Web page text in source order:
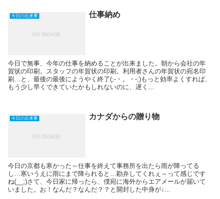
今日の出来事 仕事納め
今日で無事、今年の仕事を納めることが出来ました。朝から会社の年
賀状の印刷。スタッフの年賀状の印刷。利用者さんの年賀状の宛名印
刷…と、最後の最後にようやく終了(;-・。・-;)もっと効率よくすれば、
もう少し早くできていたかもしれないのに、遅く...
今日の出来事 カナダからの贈り物
今日の京都も寒かった～仕事を終えて事務所を出たら雨が降ってる
し…寒いうえに雨にまで降られると…勘弁してくれぇ～って感じです
ね(__;)さて、今日家に帰ったら、僕宛に海外からエアメールが届いて
いました。お！なんだ？なんだ？？と開封した中身が↓...